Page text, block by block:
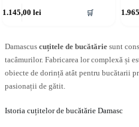
1.145,00 lei 🛒
Damascus cuțitele de bucătărie sunt
tacâmurilor. Fabricarea lor complexă și
obiecte de dorință atât pentru bucătarii
pasionații de gătit.
Istoria cuțitelor de bucătărie Damasc